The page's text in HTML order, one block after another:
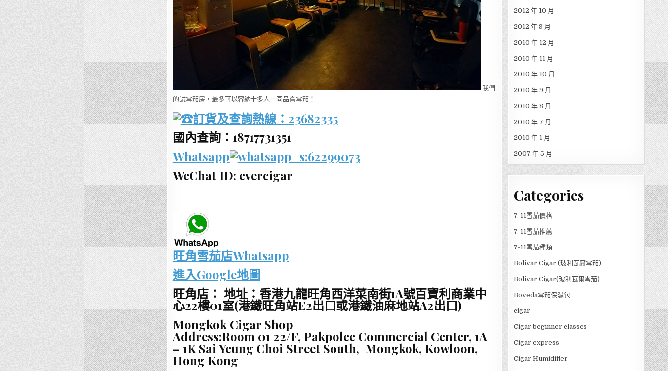
我們
的試雪茄房，最多可以容納十多人一同品嘗雪茄！
訂貨及查詢熱線： 23682335
國內查詢：18717731351
Whatsapp
:62299073
WeChat ID: evercigar
旺角雪茄店Whatsapp
進入Google地圖
旺角店： 地址：香港九龍旺角西洋菜南街1A號百寶利商業中
心22樓01室(港鐵旺角站E2出口或港鐵油麻地站A2出口)
Mongkok Cigar Shop
Address:Room 01 22/F, Pakpolee Commercial Center, 1A
– 1K Sai Yeung Choi Street South, Mongkok, Kowloon,
Hong Kong
2012 年 10 月
2012 年 9 月
2010 年 12 月
2010 年 11 月
2010 年 10 月
2010 年 9 月
2010 年 8 月
2010 年 7 月
2010 年 1 月
2007 年 5 月
Categories
7-11雪茄價格
7-11雪茄推薦
7-11雪茄種類
Bolivar Cigar (玻利瓦爾雪茄)
Bolivar Cigar(玻利瓦爾雪茄)
Boveda雪茄保濕包
cigar
Cigar beginner classes
Cigar express
Cigar Humidifier